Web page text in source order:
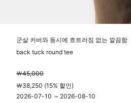
군살 커버와 동시에 흐트러짐 없는 깔끔함
back tuck round tee
￦45,000
￦38,250 (15% 할인)
2026-07-10 ~ 2026-08-10